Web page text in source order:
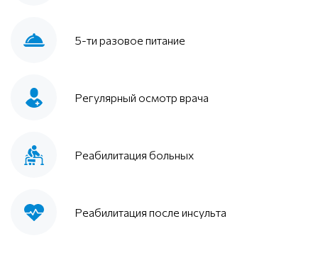
5-ти разовое питание
Регулярный осмотр врача
Реабилитация больных
Реабилитация после инсульта